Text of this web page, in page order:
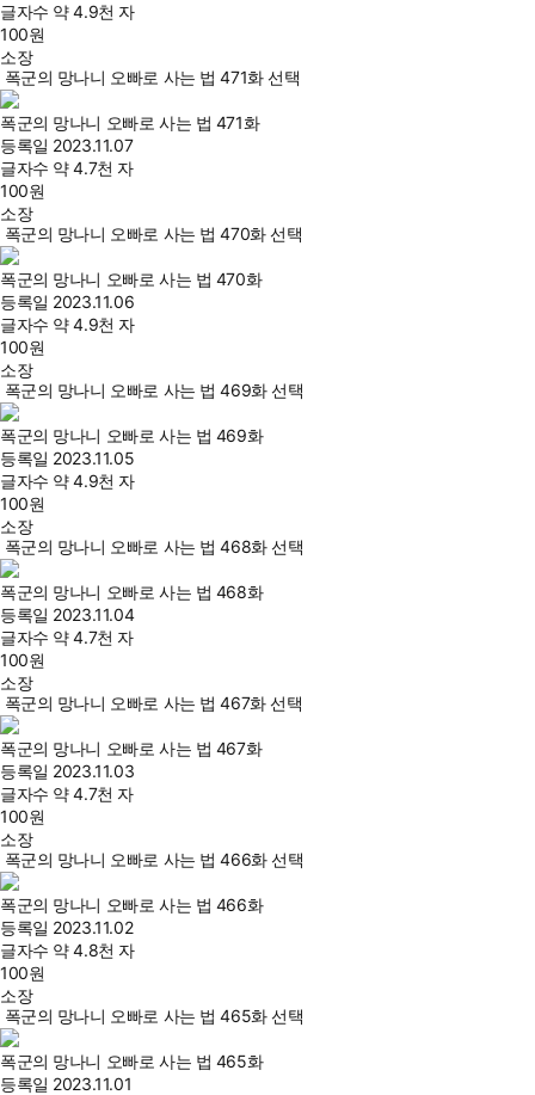
글자수 약 4.9천 자
100원
소장
폭군의 망나니 오빠로 사는 법 471화 선택
폭군의 망나니 오빠로 사는 법 471화
등록일 2023.11.07
글자수 약 4.7천 자
100원
소장
폭군의 망나니 오빠로 사는 법 470화 선택
폭군의 망나니 오빠로 사는 법 470화
등록일 2023.11.06
글자수 약 4.9천 자
100원
소장
폭군의 망나니 오빠로 사는 법 469화 선택
폭군의 망나니 오빠로 사는 법 469화
등록일 2023.11.05
글자수 약 4.9천 자
100원
소장
폭군의 망나니 오빠로 사는 법 468화 선택
폭군의 망나니 오빠로 사는 법 468화
등록일 2023.11.04
글자수 약 4.7천 자
100원
소장
폭군의 망나니 오빠로 사는 법 467화 선택
폭군의 망나니 오빠로 사는 법 467화
등록일 2023.11.03
글자수 약 4.7천 자
100원
소장
폭군의 망나니 오빠로 사는 법 466화 선택
폭군의 망나니 오빠로 사는 법 466화
등록일 2023.11.02
글자수 약 4.8천 자
100원
소장
폭군의 망나니 오빠로 사는 법 465화 선택
폭군의 망나니 오빠로 사는 법 465화
등록일 2023.11.01